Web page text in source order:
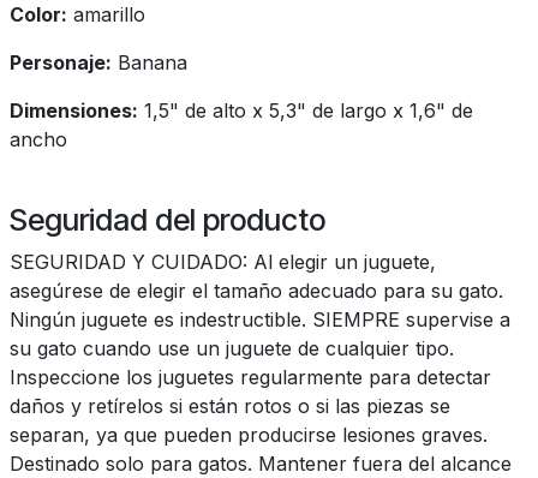
Color: amarillo
Personaje: Banana
Dimensiones: 1,5" de alto x 5,3" de largo x 1,6" de
ancho
Seguridad del producto
SEGURIDAD Y CUIDADO: Al elegir un juguete,
asegúrese de elegir el tamaño adecuado para su gato.
Ningún juguete es indestructible. SIEMPRE supervise a
su gato cuando use un juguete de cualquier tipo.
Inspeccione los juguetes regularmente para detectar
daños y retírelos si están rotos o si las piezas se
separan, ya que pueden producirse lesiones graves.
Destinado solo para gatos. Mantener fuera del alcance